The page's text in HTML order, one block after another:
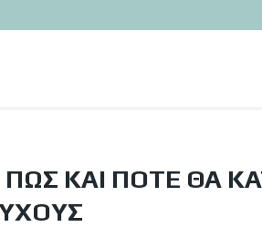
ΚΑΙ ΠΌΤΕ ΘΑ